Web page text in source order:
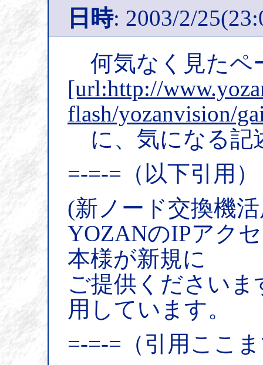
日時: 2003/2/
何気なく見たペ
[url:http://
flash/yozanvision/
に、気になる記
=-=-=（以下引用）
(新ノード交換機
YOZANのIPアク
本様が新規に
ご提供ください
用しています。
=-=-=（引用ここ